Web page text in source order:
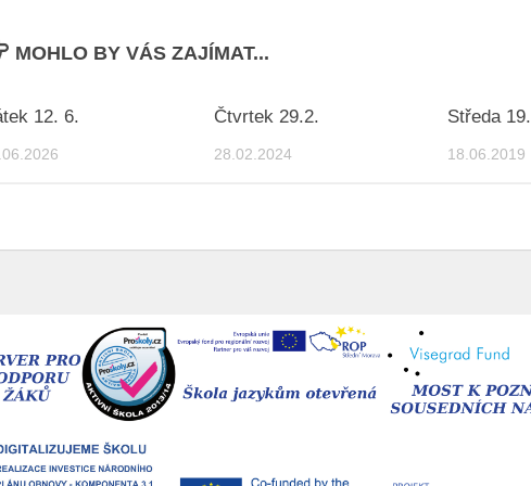
MOHLO BY VÁS ZAJÍMAT...
12. 6. Čtvrtek 29.2.
28.02.2024
Středa
18.06.2019